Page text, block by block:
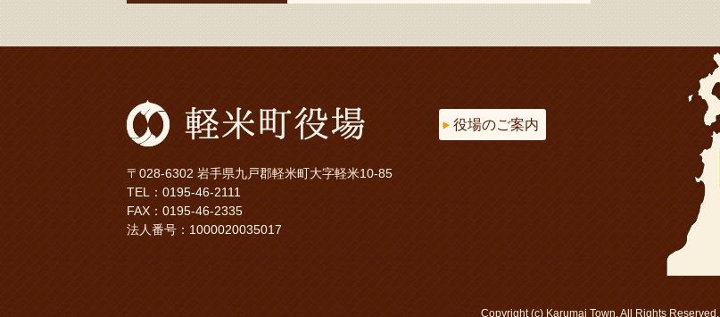
〒028-6302 岩手県九戸郡軽米町大字軽米10-85
TEL： 0195-46-2111
FAX：0195-46-2335
法人番号：1000020035017
役場のご案内
Copyright (c) Karumai Town. All Rights Reserved.